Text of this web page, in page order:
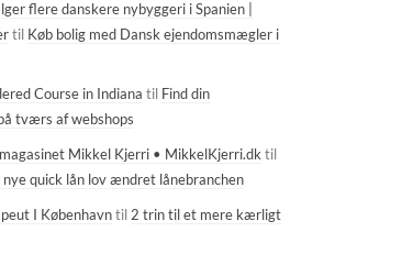
flere danskere nybyggeri i Spanien |
til Køb bolig med Dansk ejendomsmægler i
Course in Indiana til Find din
tværs af webshops
Mikkel Kjerri • MikkelKjerri.dktil
nye quick lån lov ændret lånebranchen
I Københavntil2 trin til et mere kærligt